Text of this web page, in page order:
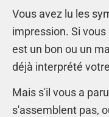
Vous avez lu les
impression. Si
est un bon ou un
déjà interprété
Mais s'il vous a
s'assemblent pas,